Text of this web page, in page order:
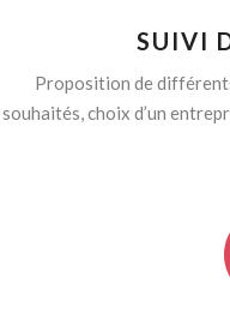
SUIVI
Proposition de
souhaités, choix d’un